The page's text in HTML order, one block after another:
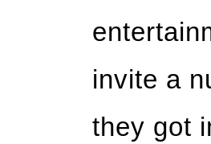
invite a
they got